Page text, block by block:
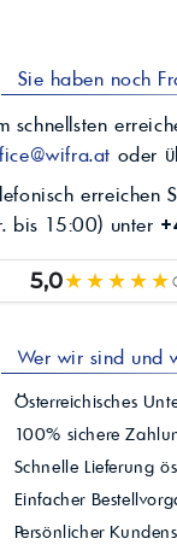
Sie haben noch
schnellsten
oder
erreichen
bis 15:00) unter
5,0★★★★★
Wer wir sind und
Österreichisches
100% sichere
Schnelle Lieferung
Einfacher
Persönlicher